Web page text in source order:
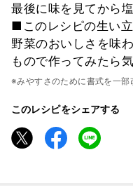
最後に味を見てから
■このレシピの生い
野菜のおいしさを味
もので作ってみたら
※みやすさのために書式を一部
このレシピをシェアする